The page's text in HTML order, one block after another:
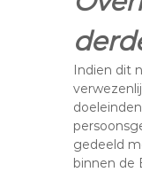
Indien dit
gedeeld
binnen de